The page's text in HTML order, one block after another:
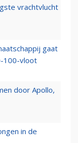
vrachtvlucht
gaat
100-vloot
door Apollo,
in de